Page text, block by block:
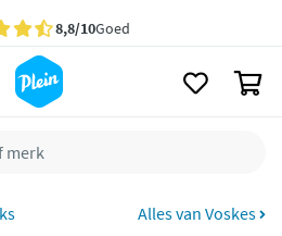
bezorging vanaf 35,- *
besteld,maandag
retourneren
neutraal Alles van Voskes